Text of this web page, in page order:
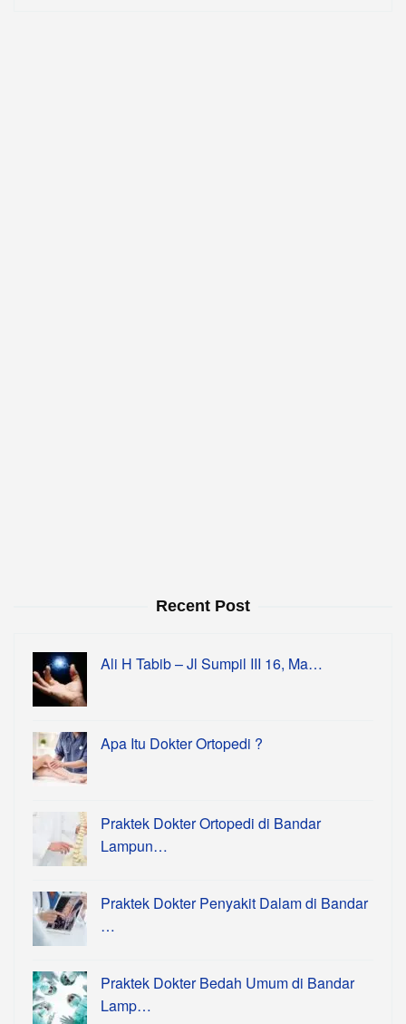
Recent Post
Ali H Tabib – Jl Sumpil III 16, Ma…
Apa Itu Dokter Ortopedi ?
Praktek Dokter Ortopedi di Bandar
Lampun…
Praktek Dokter Penyakit Dalam di Bandar
…
Praktek Dokter Bedah Umum di Bandar
Lamp…